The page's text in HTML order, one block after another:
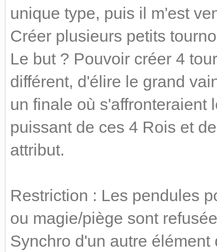
unique type, puis il m'est
Créer plusieurs petits
Le but ? Pouvoir créer 4
différent, d'élire le grand
un finale où s'affronteraient
puissant de ces 4 Rois et
attribut.
Restriction : Les pendules
ou magie/piège sont
Synchro d'un autre